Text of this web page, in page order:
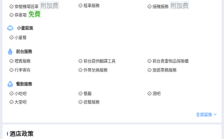
穿梭機場班車 附加费 租車服務 接機服務 附加费
停車場 免費
小童設施
小童餐
前台服務
禮賓服務 前台提供翻譯工具
前台貴重物品保險櫃
行李寄存
外幣兌換服務 旅遊票務服務
餐飲服務
小吃吧 餐廳
酒吧
大堂吧
送餐服務
全部設施
酒店政策